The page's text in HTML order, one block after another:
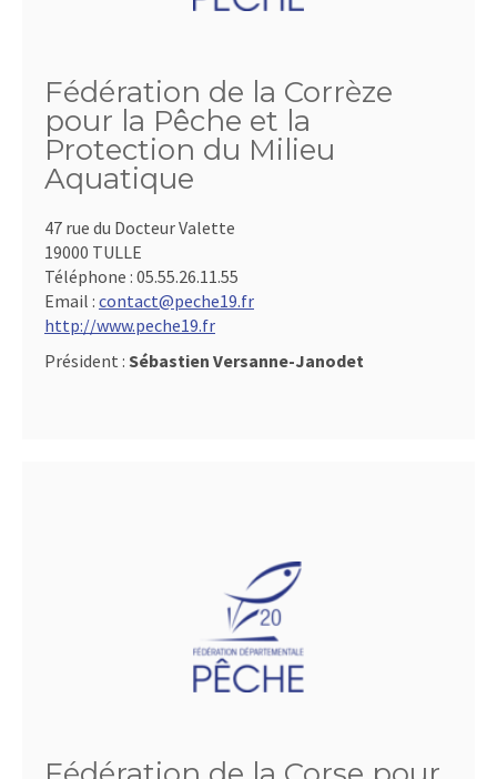
Fédération de la Corrèze
pour la Pêche et la
Protection du Milieu
Aquatique
47 rue du Docteur Valette
19000 TULLE
Téléphone : 05.55.26.11.55
Email : contact@peche19.fr
http://www.peche19.fr
Président : Sébastien Versanne-Janodet